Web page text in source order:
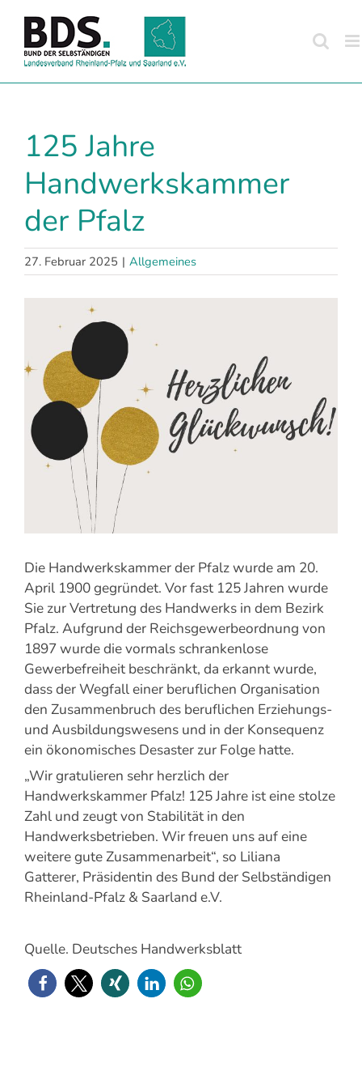
Inhalt
springen
125 Jahre
Handwerkskammer
der Pfalz
27. Februar 2025 | Allgemeines
grösseres
Die Handwerkskammer der Pfalz wurde am 20.
April 1900 gegründet. Vor fast 125 Jahren wurde
Sie zur Vertretung des Handwerks in dem Bezirk
Pfalz. Aufgrund der Reichsgewerbeordnung von
1897 wurde die vormals schrankenlose
Gewerbefreiheit beschränkt, da erkannt wurde,
dass der Wegfall einer beruflichen Organisation
den Zusammenbruch des beruflichen Erziehungs-
und Ausbildungswesens und in der Konsequenz
ein ökonomisches Desaster zur Folge hatte.
„Wir gratulieren sehr herzlich der
Handwerkskammer Pfalz! 125 Jahre ist eine stolze
Zahl und zeugt von Stabilität in den
Handwerksbetrieben. Wir freuen uns auf eine
weitere gute Zusammenarbeit“, so Liliana
Gatterer, Präsidentin des Bund der Selbständigen
Rheinland-Pfalz & Saarland e.V.
Quelle. Deutsches Handwerksblatt